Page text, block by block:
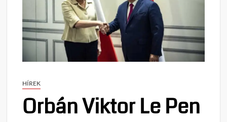
HÍREK
Orbán Viktor Le Pen